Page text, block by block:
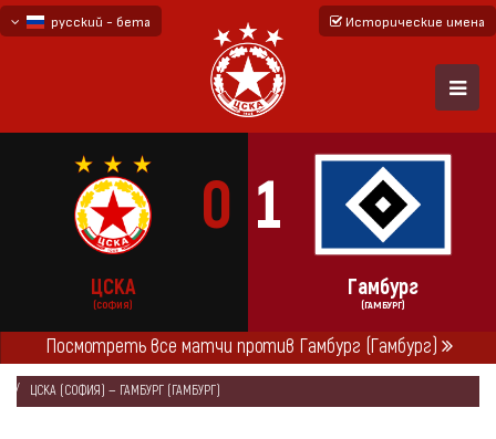
русский - бета
Исторические имена
0 1
ЦСКА
(СОФИЯ)
Гамбург
(ГАМБУРГ)
Посмотреть все матчи против Гамбург (Гамбург)
ГЛАВНАЯ СЕЗОНЫ 2005/06
КУБОК УЕФА 2005/06 - ГРУППА „A“
ЦСКА (СОФИЯ) — ГАМБУРГ (ГАМБУРГ)